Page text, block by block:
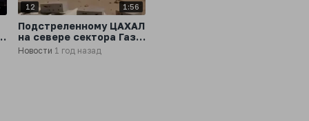
12 1:56
Подстреленному ЦАХАЛ
на севере сектора Газа
мальчику 12 лет
местные жители
Новости 1 год назад